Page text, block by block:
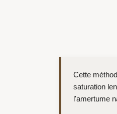
Cette
saturation
l'amertume